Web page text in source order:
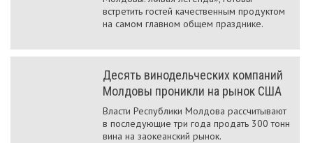
встретить гостей качественным продуктом
на самом главном общем празднике.
Десять винодельческих компаний
Молдовы проникли на рынок США
Власти Республики Молдова рассчитывают
в последующие три года продать 300 тонн
вина на заокеанский рынок.